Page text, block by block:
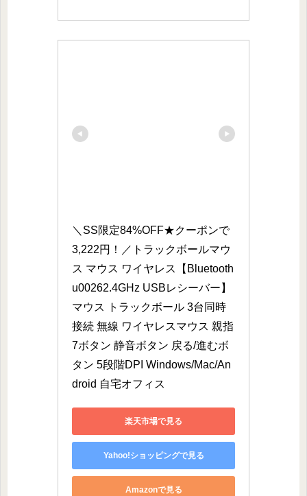
＼SS限定84%OFF★クーポンで
3,222円！／トラックボールマウ
ス マウス ワイヤレス【Bluetooth
u00262.4GHz USBレシーバー】
マウス トラックボール 3台同時
接続 無線 ワイヤレスマウス 親指
7ボタン 静音ボタン 戻る/進むボ
タン 5段階DPI Windows/Mac/An
droid 自宅オフィス
楽天市場で見る
Yahoo!ショッピングで見る
Amazonで見る